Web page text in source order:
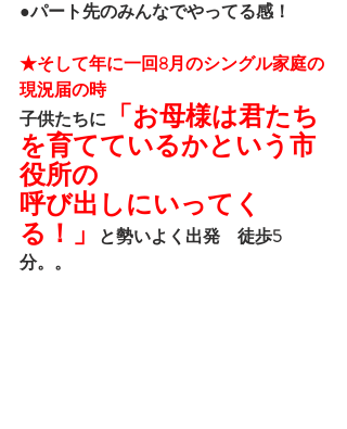
●パート先のみんなでやってる感！
★そして年に一回8月のシングル家庭の
現況届の時
子供たちに
「お母様は君たち
を育てているかという市
役所の
呼び出しにいってく
る！」
と勢いよく出発　徒歩5
分。。